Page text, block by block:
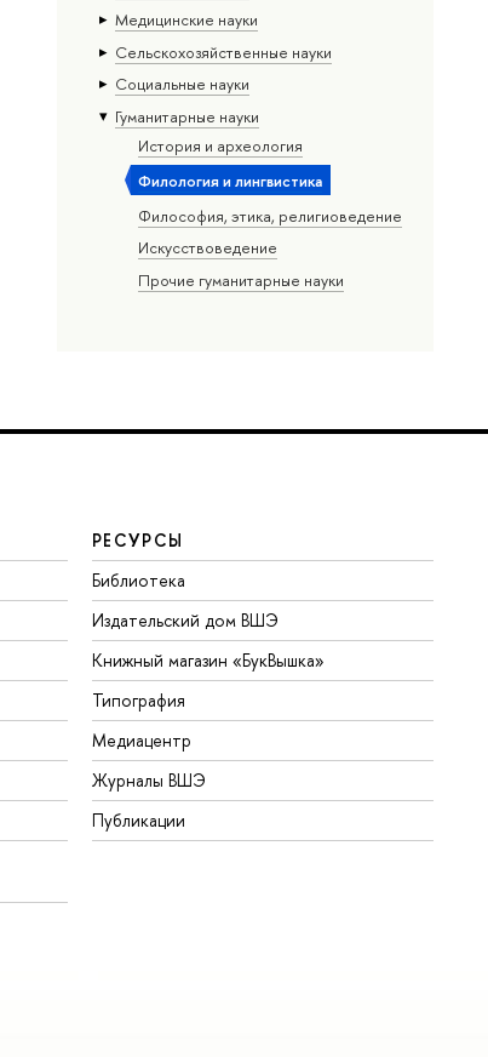
Медицинские науки
Сельскохозяйственные науки
Социальные науки
Гуманитарные науки
История и археология
Филология и лингвистика
Философия, этика, религиоведение
Искусствоведение
Прочие гуманитарные науки
РЕСУРСЫ
Библиотека
Издательский дом ВШЭ
Книжный магазин «БукВышка»
Типография
Медиацентр
Журналы ВШЭ
Публикации